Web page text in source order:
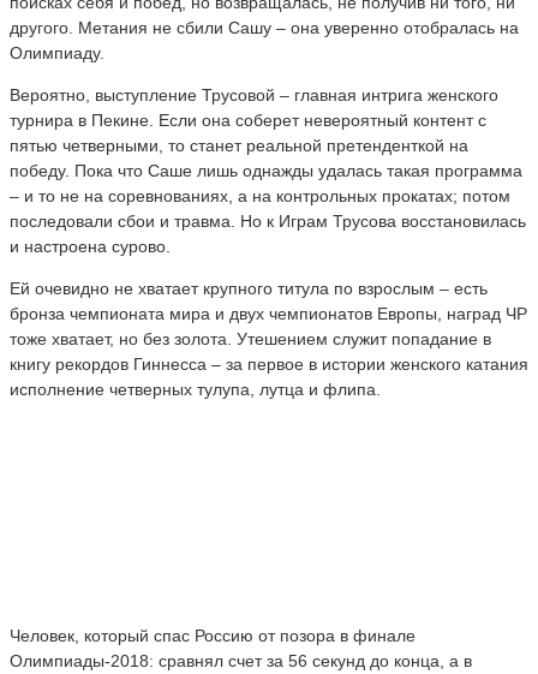
другого. Метания не сбили Сашу – она уверенно отобралась на
Олимпиаду.
Вероятно, выступление Трусовой – главная интрига женского
турнира в Пекине. Если она соберет невероятный контент с
пятью четверными, то станет реальной претенденткой на
победу. Пока что Саше лишь однажды удалась такая программа
– и то не на соревнованиях, а на контрольных прокатах; потом
последовали сбои и травма. Но к Играм Трусова восстановилась
и настроена сурово.
Ей очевидно не хватает крупного титула по взрослым – есть
бронза чемпионата мира и двух чемпионатов Европы, наград ЧР
тоже хватает, но без золота. Утешением служит попадание в
книгу рекордов Гиннесса – за первое в истории женского катания
исполнение четверных тулупа, лутца и флипа.
Человек, который спас Россию от позора в финале
Олимпиады-2018: сравнял счет за 56 секунд до конца, а в